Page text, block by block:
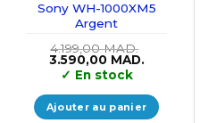
Sony WH-1000XM5
Argent
4.199,00MAD.
Le
prix
initial
était :
4.199,00 MAD..
3.590,00 MAD.Le
est :
3.590,00
✓ En stock
Ajouter au panier